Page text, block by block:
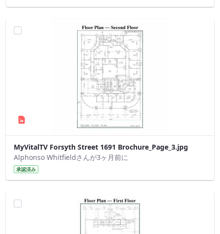
MyVitalTV Forsyth Street 1691 Brochure_Page_3.jpg
Alphonso Whitfieldさんが3ヶ月前に
承認済み